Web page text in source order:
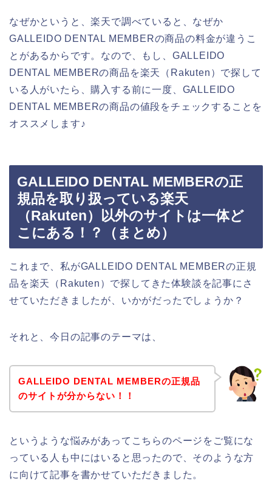
なぜかというと、楽天で調べていると、なぜか
GALLEIDO DENTAL MEMBERの商品の料金が違うこ
とがあるからです。なので、もし、GALLEIDO
DENTAL MEMBERの商品を楽天（Rakuten）で探して
いる人がいたら、購入する前に一度、GALLEIDO
DENTAL MEMBERの商品の値段をチェックすることを
オススメします♪
GALLEIDO DENTAL MEMBERの正
規品を取り扱っている楽天
（Rakuten）以外のサイトは一体ど
こにある！？（まとめ）
これまで、私がGALLEIDO DENTAL MEMBERの正規
品を楽天（Rakuten）で探してきた体験談を記事にさ
せていただきましたが、いかがだったでしょうか？
それと、今日の記事のテーマは、
GALLEIDO DENTAL MEMBERの正規品
のサイトが分からない！！
というような悩みがあってこちらのページをご覧にな
っている人も中にはいると思ったので、そのような方
に向けて記事を書かせていただきました。